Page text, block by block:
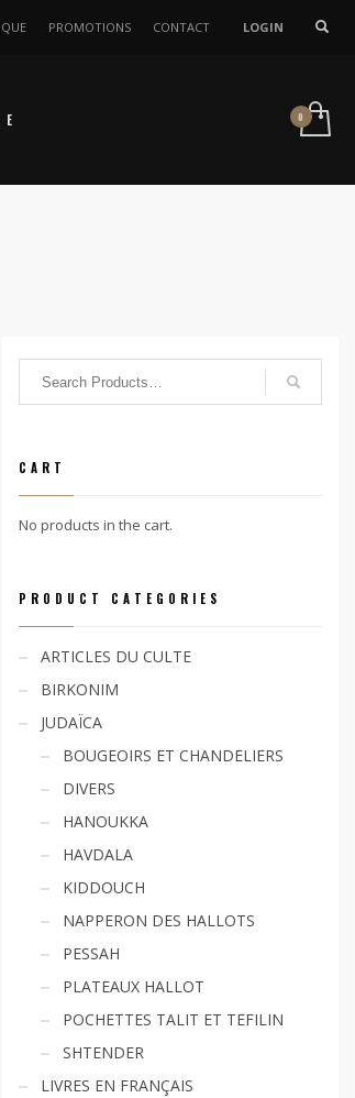
PROMOTIONS CONTACT LOGIN
CART
No products in the cart.
PRODUCT CATEGORIES
ARTICLES DU CULTE
BIRKONIM
JUDAÏCA
BOUGEOIRS ET CHANDELIERS
DIVERS
HANOUKKA
HAVDALA
KIDDOUCH
NAPPERON DES HALLOTS
PESSAH
PLATEAUX HALLOT
POCHETTES TALIT ET TEFILIN
SHTENDER
LIVRES EN FRANÇAIS